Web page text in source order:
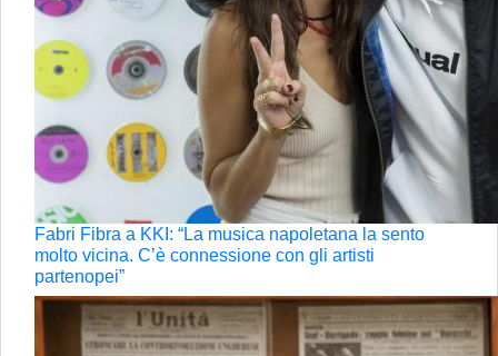
Fabri Fibra a KKI: “La musica napoletana la sento
molto vicina. C’è connessione con gli artisti
partenopei”